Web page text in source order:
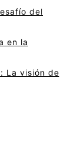
del
en la
La visión de